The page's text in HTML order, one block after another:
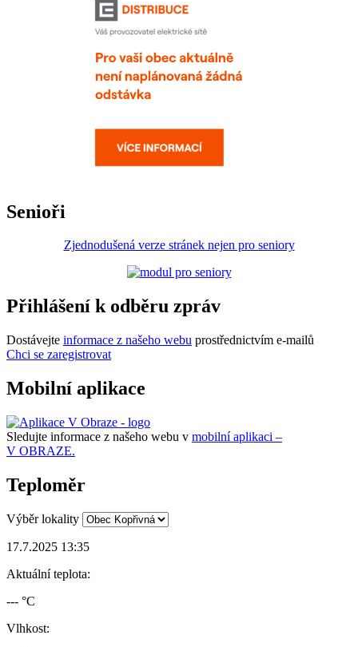
Senioři
Zjednodušená verze stránek nejen pro seniory
Přihlášení k odběru zpráv
Dostávejte informace z našeho webu prostřednictvím e-mailů
Chci se zaregistrovat
Mobilní aplikace
Sledujte informace z našeho webu v mobilní aplikaci –
V OBRAZE.
Teploměr
Výběr lokality
17.7.2025 13:35
Aktuální teplota:
--- °C
Vlhkost: